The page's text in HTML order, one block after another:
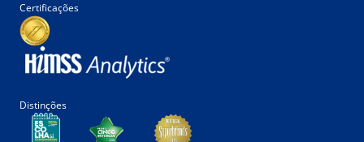
Certificações
Distinções